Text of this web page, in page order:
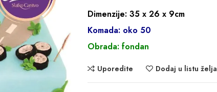
Dimenzije: 35 x 26 x 9cm
Komada: oko 50
Obrada: fondan
Uporedite Dodaj u listu želja